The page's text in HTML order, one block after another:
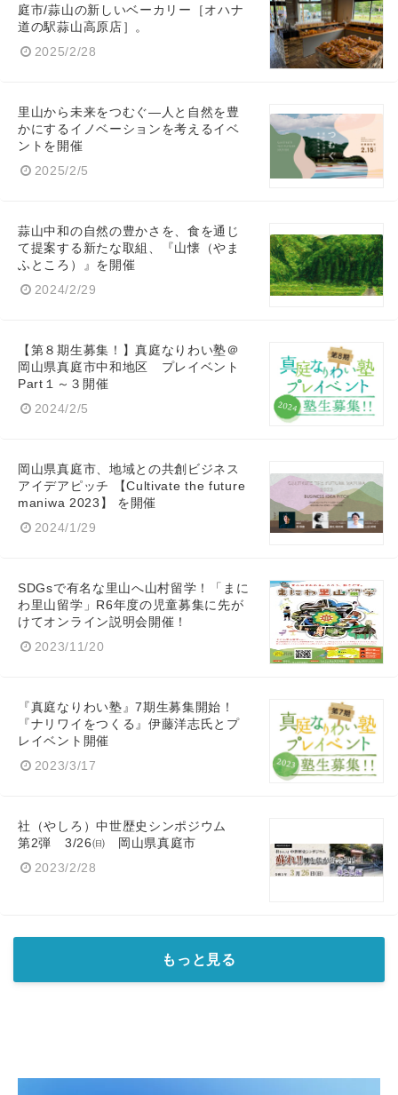
庭市/蒜山の新しいベーカリー［オハナ
道の駅蒜山高原店］。
2025/2/28
里山から未来をつむぐ—人と自然を豊
かにするイノベーションを考えるイベ
ントを開催
2025/2/5
蒜山中和の自然の豊かさを、食を通じ
て提案する新たな取組、『山懐（やま
ふところ）』を開催
2024/2/29
【第８期生募集！】真庭なりわい塾＠
岡山県真庭市中和地区 プレイベント
Part１～３開催
2024/2/5
岡山県真庭市、地域との共創ビジネス
アイデアピッチ 【Cultivate the future
maniwa 2023】 を開催
2024/1/29
SDGsで有名な里山へ山村留学！「まに
わ里山留学」R6年度の児童募集に先が
けてオンライン説明会開催！
2023/11/20
『真庭なりわい塾』7期生募集開始！
『ナリワイをつくる』伊藤洋志氏とプ
レイベント開催
2023/3/17
社（やしろ）中世歴史シンポジウム
第2弾 3/26㈰ 岡山県真庭市
2023/2/28
もっと見る